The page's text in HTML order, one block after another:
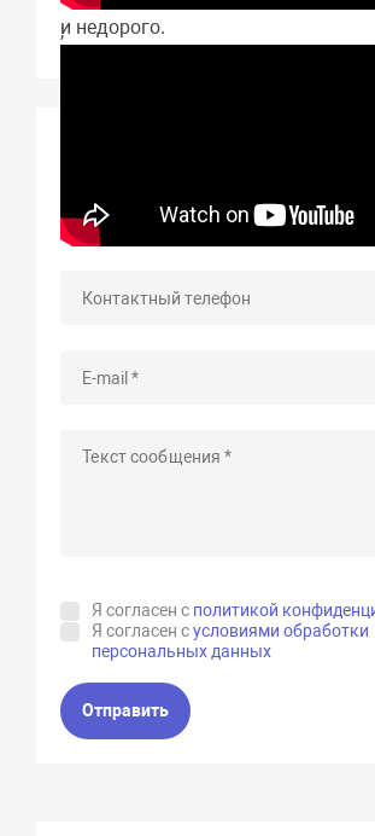
;и недорого.
Я согласен с политикой
Я согласен сусловиями обработки
персональных данных
Отправить